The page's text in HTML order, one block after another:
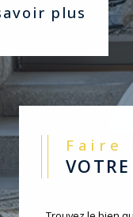
plus
Faire